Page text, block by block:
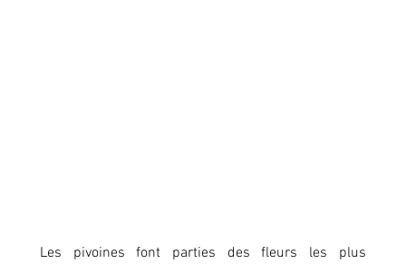
Les pivoines font parties des fleurs les plus